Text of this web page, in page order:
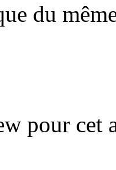
du
pour cet